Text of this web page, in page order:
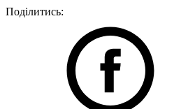
Поділитись: